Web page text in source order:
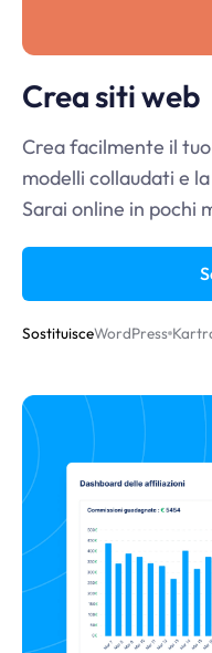
Crea siti web
Crea facilmente il
modelli collaudati e
Sarai online in pochi
SostituisceWordPress